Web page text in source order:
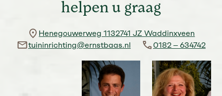
helpen u graag
Henegouwerweg 1132741 JZ Waddinxveen
tuininrichting@ernstbaas.nl
0182 – 634742